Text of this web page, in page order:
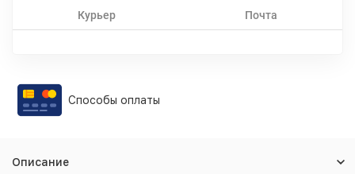
Курьер Почта
Способы оплаты
Описание